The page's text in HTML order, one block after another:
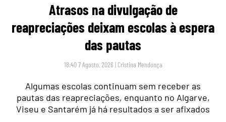
Atrasos na divulgação de
reapreciações deixam escolas à espera
das pautas
18:40 7 Agosto, 2026 | Cristina Mendonça
Algumas escolas continuam sem receber as
pautas das reapreciações, enquanto no Algarve,
Viseu e Santarém já há resultados a ser afixados